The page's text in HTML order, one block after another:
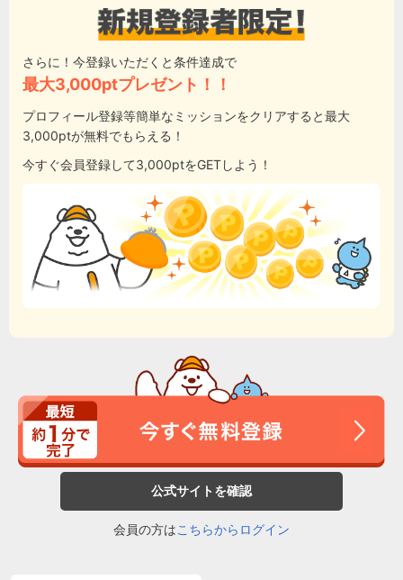
さらに！今登録いただくと条件達成で
最大3,000ptプレゼント！！
プロフィール登録等簡単なミッションをクリアすると最大
3,000ptが無料でもらえる！
今すぐ会員登録して3,000ptをGETしよう！
公式サイトを確認
会員の方はこちらからログイン